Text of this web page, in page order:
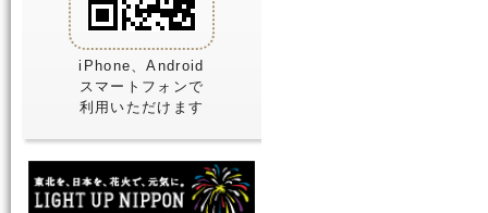
iPhone、Android
スマートフォンで
利用いただけます